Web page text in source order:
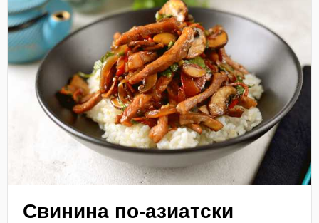
Свинина по-азиатски